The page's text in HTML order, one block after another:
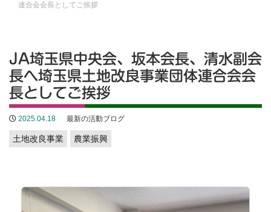
連合会会長としてご挨拶
JA埼玉県中央会、坂本会長、清水副会
長へ埼玉県土地改良事業団体連合会会
長としてご挨拶
2025.04.18 最新の活動ブログ
土地改良事業 農業振興